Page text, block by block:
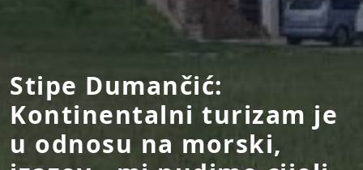
Stipe Dumančić:
Kontinentalni turizam je
u odnosu na morski,